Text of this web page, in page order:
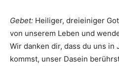
Gebet: Heiliger, dreieiniger
von unserem Leben und
Wir danken dir, dass du uns in
kommst, unser Dasein